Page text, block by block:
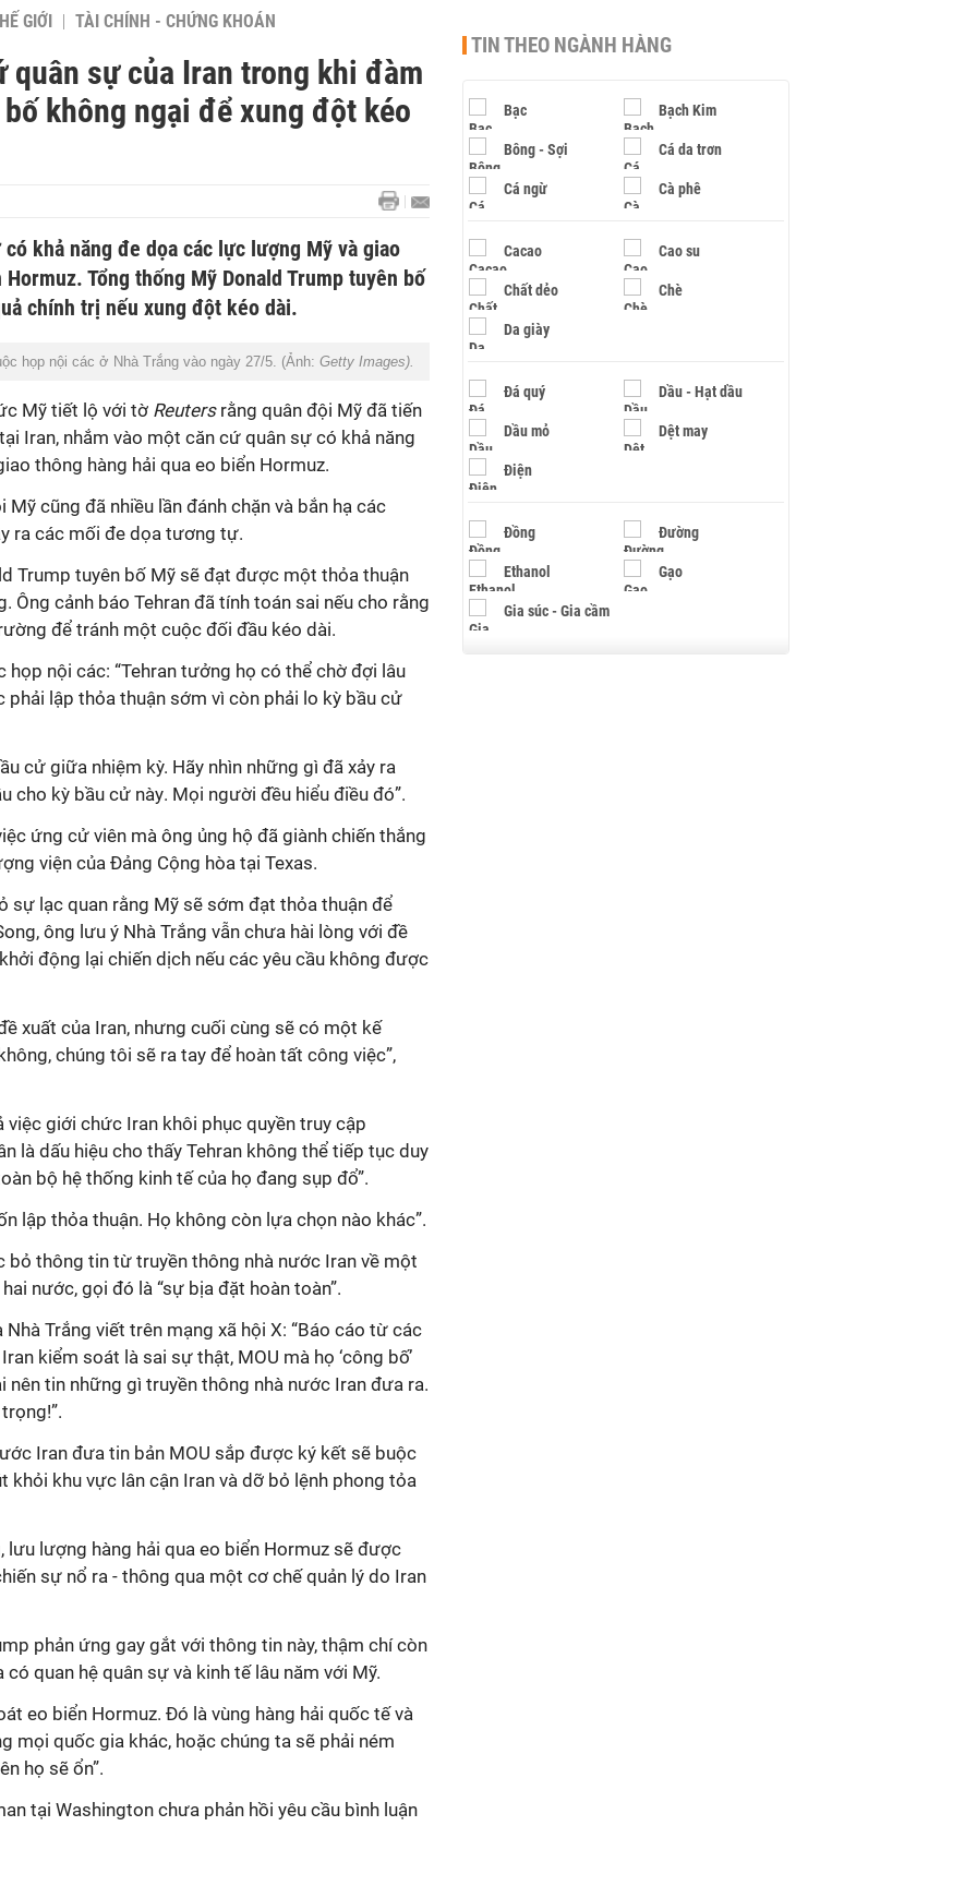
GIỚI TÀI CHÍNH - CHỨNG KHOÁN
quân sự của Iran trong khi đàm
không ngại để xung đột kéo
khả năng đe dọa các lực lượng Mỹ và giao
Tổng thống Mỹ Donald Trump tuyên bố
chính trị nếu xung đột kéo dài.
họp nội các ở Nhà Trắng vào ngày 27/5. (Ảnh: Getty Images).
Mỹ tiết lộ với tờ Reuters rằng quân đội Mỹ đã tiến
Iran, nhắm vào một căn cứ quân sự có khả năng
thông hàng hải qua eo biển Hormuz.
cũng đã nhiều lần đánh chặn và bắn hạ các
ra các mối đe dọa tương tự.
Trump tuyên bố Mỹ sẽ đạt được một thỏa thuận
Ông cảnh báo Tehran đã tính toán sai nếu cho rằng
để tránh một cuộc đối đầu kéo dài.
họp nội các: “Tehran tưởng họ có thể chờ đợi lâu
phải lập thỏa thuận sớm vì còn phải lo kỳ bầu cử
cử giữa nhiệm kỳ. Hãy nhìn những gì đã xảy ra
cho kỳ bầu cử này. Mọi người đều hiểu điều đó”.
ứng cử viên mà ông ủng hộ đã giành chiến thắng
viện của Đảng Cộng hòa tại Texas.
sự lạc quan rằng Mỹ sẽ sớm đạt thỏa thuận để
ông lưu ý Nhà Trắng vẫn chưa hài lòng với đề
động lại chiến dịch nếu các yêu cầu không được
xuất của Iran, nhưng cuối cùng sẽ có một kế
chúng tôi sẽ ra tay để hoàn tất công việc”,
việc giới chức Iran khôi phục quyền truy cập
là dấu hiệu cho thấy Tehran không thể tiếp tục duy
bộ hệ thống kinh tế của họ đang sụp đổ”.
lập thỏa thuận. Họ không còn lựa chọn nào khác”.
bỏ thông tin từ truyền thông nhà nước Iran về một
nước, gọi đó là “sự bịa đặt hoàn toàn”.
Nhà Trắng viết trên mạng xã hội X: “Báo cáo từ các
kiểm soát làsai sự thật, MOU mà họ ‘công bố’
nên tin những gì truyền thông nhà nước Iran đưa ra.
Iran đưa tin bản MOU sắp được ký kết sẽ buộc
khỏi khu vực lân cận Iran và dỡ bỏ lệnh phong tỏa
lượng hàng hải qua eo biển Hormuz sẽ được
sự nổ ra - thông qua một cơ chế quản lý do Iran
phản ứng gay gắt với thông tin này, thậm chí còn
có quan hệ quân sự và kinh tế lâu năm với Mỹ.
eo biển Hormuz. Đó là vùng hàng hải quốc tế và
mọi quốc gia khác, hoặc chúng ta sẽ phải ném
họ sẽ ổn”.
tại Washington chưa phản hồi yêu cầu bình luận
TIN THEO NGÀNH HÀNG
Bạc Bạch Kim
Bông - Sợi Cá da trơn
Cá ngừ Cà phê
Cacao Cao su
Chất dẻo Chè
Da giày
Đá quý Dầu - Hạt dầu
Dầu mỏ Dệt may
Điện
Đồng Đường
Ethanol Gạo
Gia súc - Gia cầm